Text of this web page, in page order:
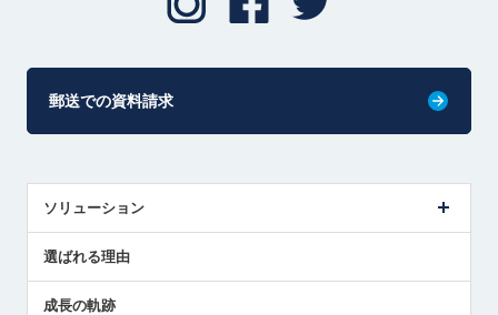
郵送での資料請求
ソリューション
解決策提案
選ばれる理由
成長の軌跡